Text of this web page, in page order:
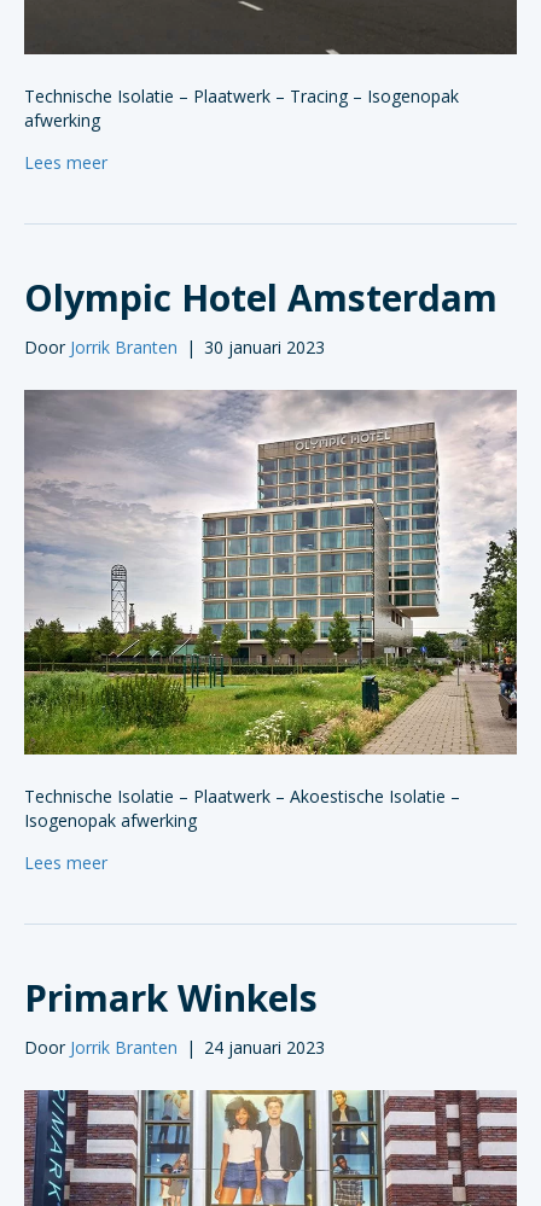
Technische Isolatie – Plaatwerk – Tracing – Isogenopak
afwerking
Lees meer
Olympic Hotel Amsterdam
Door Jorrik Branten | 30 januari 2023
Technische Isolatie – Plaatwerk – Akoestische Isolatie –
Isogenopak afwerking
Lees meer
Primark Winkels
Door Jorrik Branten | 24 januari 2023